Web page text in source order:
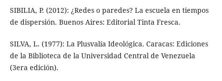
SIBILIA, P. (2012): ¿Redes o paredes? La escuela en tiempos
de dispersión. Buenos Aires: Editorial Tinta Fresca.
SILVA, L. (1977): La Plusvalía Ideológica. Caracas: Ediciones
de la Biblioteca de la Universidad Central de Venezuela
(3era edición).